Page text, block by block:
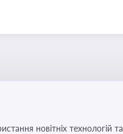
та стратегій для покращення